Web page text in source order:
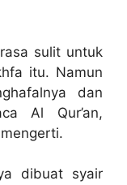
sulit untuk
itu. Namun
dan
Al Qur’an,
dibuat syair